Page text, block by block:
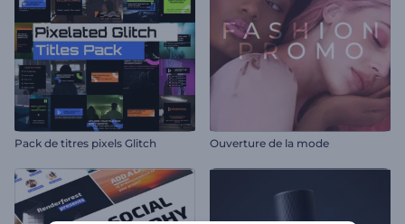
Pack de titres pixels Glitch Ouverture de la mode